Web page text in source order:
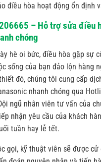
điều hòa hoạt động ổn định
– Hỗ trợ sửa điều
chóng
hè oi bức, điều hòa gặp sự
sống của bạn đảo lộn hàng
đó, chúng tôi cung cấp
nhanh chóng qua
ngũ nhân viên tư vấn của
nhận yêu cầu của khách
tuần hay lễ tết.
gọi, kỹ thuật viên sẽ được cử